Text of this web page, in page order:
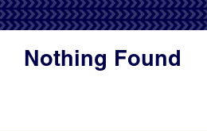
Nothing Found